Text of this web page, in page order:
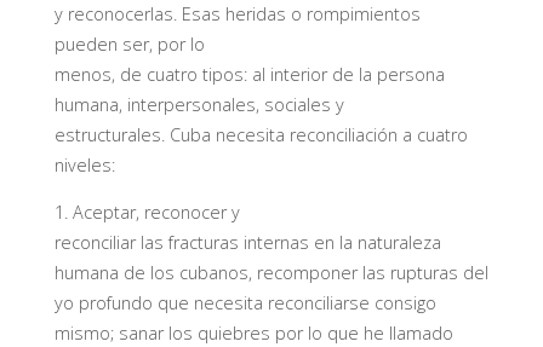
y reconocerlas. Esas heridas o rompimientos
pueden ser, por lo
menos, de cuatro tipos: al interior de la persona
humana, interpersonales, sociales y
estructurales Cuba necesita reconciliación a cuatro
niveles:
1. Aceptar, reconocer y
reconciliarlas fracturas internas en la naturaleza
humana de los cubanos, recomponer las rupturas del
yo profundo que necesita reconciliarse consigo
mismo; sanarlos quiebres por lo que he llamado